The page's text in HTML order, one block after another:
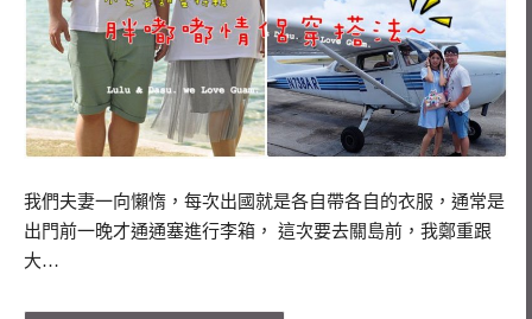
我們夫妻一向懶惰，每次出國就是各自帶各自的衣服，通常是
出門前一晚才通通塞進行李箱， 這次要去關島前，我鄭重跟
大…